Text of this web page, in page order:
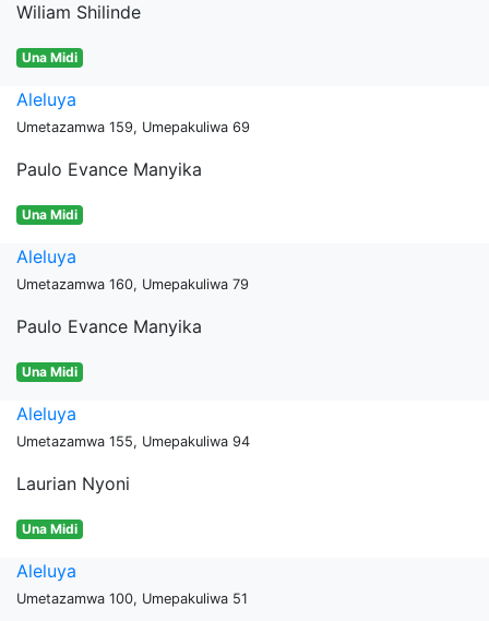
Wiliam Shilinde
Una Midi
Aleluya
Umetazamwa 159, Umepakuliwa 69
Paulo Evance Manyika
Una Midi
Aleluya
Umetazamwa 160, Umepakuliwa 79
Paulo Evance Manyika
Una Midi
Aleluya
Umetazamwa 155, Umepakuliwa 94
Laurian Nyoni
Una Midi
Aleluya
Umetazamwa 100, Umepakuliwa 51